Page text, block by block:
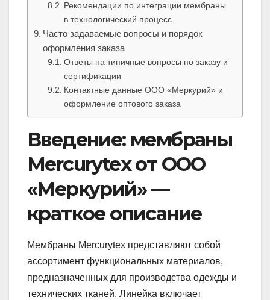
Рекомендации по интеграции мембраны
в технологический процесс
Часто задаваемые вопросы и порядок
оформления заказа
Ответы на типичные вопросы по заказу и
сертификации
Контактные данные ООО «Меркурий» и
оформление оптового заказа
Введение: мембраны
Mercurytex от ООО
«Меркурий» —
краткое описание
Мембраны Mercurytex представляют собой
ассортимент функциональных материалов,
предназначенных для производства одежды и
технических тканей. Линейка включает